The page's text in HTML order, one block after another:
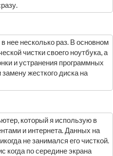
нее несколько раз. В основном
чистки своего ноутбука, а
и устранения программных
жесткого диска на
который я использую в
и интернета. Данных на
не занимался его чисткой.
когда по середине экрана